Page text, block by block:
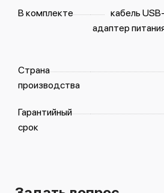
В комплекте
кабель
адаптер
Страна
производства
Гарантийный
срок